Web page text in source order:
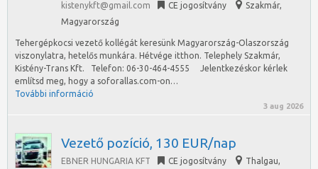
kistenykft@gmail.com CE jogosítvány Szakmár,
Magyarország
Tehergépkocsi vezető kollégát keresünk Magyarország-Olaszország
viszonylatra, hetelős munkára. Hétvége itthon. Telephely Szakmár,
Kistény-Trans Kft. Telefon: 06-30-464-4555 Jelentkezéskor kérlek
említsd meg, hogy a soforallas.com-on…
További információ
3 aug 2026
Vezető pozíció, 130 EUR/nap
EBNER HUNGARIA KFT CE jogosítvány Thalgau,